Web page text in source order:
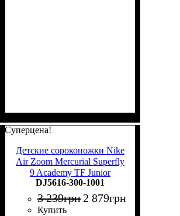
Суперцена!
Детские сороконожки Nike
Air Zoom Mercurial Superfly
9 Academy TF Junior
DJ5616-300
DJ5616-300-1001
3 239грн 2 879грн
Купить